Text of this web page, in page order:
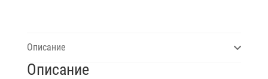
Описание
Описание